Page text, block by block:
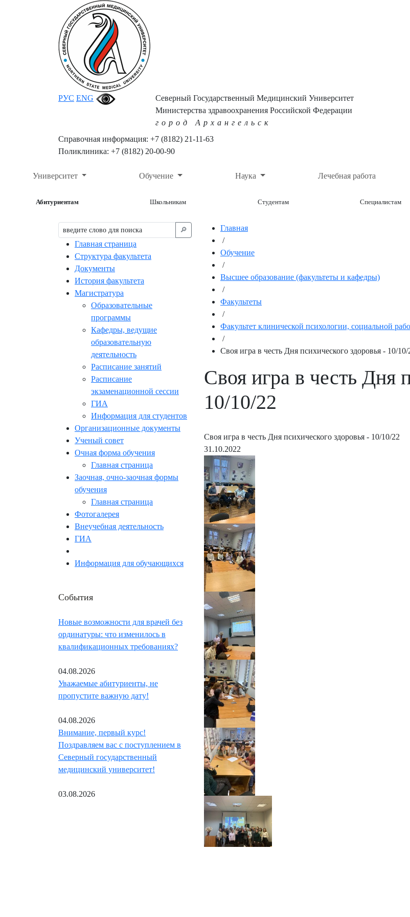
РУС ENG
Северный Государственный Медицинский Университет
Министерства здравоохранения Российской Федерации
город Архангельск
Справочная информация: +7 (8182) 21-11-63
Поликлиника: +7 (8182) 20-00-90
Университет Обучение Наука Лечебная работа
Абитуриентам Школьникам Студентам Специалистам
🔎︎
Главная страница
Структура факультета
Документы
История факультета
Магистратура
Образовательные
программы
Кафедры, ведущие
образовательную
деятельность
Расписание занятий
Расписание
экзаменационной сессии
ГИА
Информация для студентов
Организационные документы
Ученый совет
Очная форма обучения
Главная страница
Заочная, очно-заочная формы
обучения
Главная страница
Фотогалерея
Внеучебная деятельность
ГИА
Информация для обучающихся
События
Новые возможности для врачей без
ординатуры: что изменилось в
квалификационных требованиях?
04.08.2026
Уважаемые абитуриенты, не
пропустите важную дату!
04.08.2026
Внимание, первый курс!
Поздравляем вас с поступлением в
Северный государственный
медицинский университет!
03.08.2026
Главная
/
Обучение
/
Высшее образование (факультеты и кафедры)
/
Факультеты
/
Факультет клинической психологии, социальной
/
Своя игра в честь Дня психического здоровья - 10/10/
Своя игра в честь Дня
10/10/22
Своя игра в честь Дня психического здоровья - 10/10/22
31.10.2022